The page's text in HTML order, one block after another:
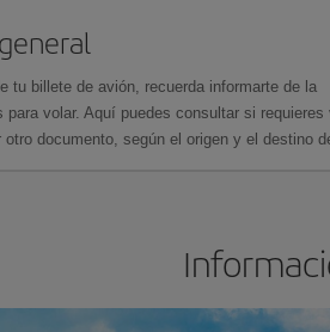
tu billete de avión, recuerda informarte de la
volar. Aquí puedes consultar si requieres
otro documento, según el origen y el destino